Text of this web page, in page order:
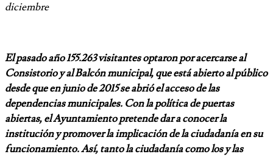
diciembre
El pasado año 155.263 visitantes optaron por acercarse al
Consistorio y al Balcón municipal, que está abierto al público
desde que en junio de 2015 se abrió el acceso de las
dependencias municipales. Con la política de puertas
abiertas, el Ayuntamiento pretende dar a conocer la
institución y promover la implicación de la ciudadanía en su
funcionamiento. Así, tanto la ciudadanía como los y las